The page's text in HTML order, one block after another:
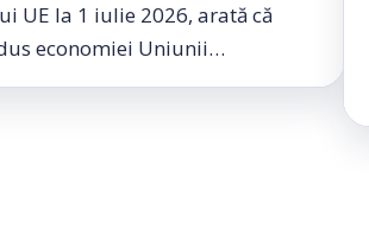
UE la 1 iulie 2026, arată că
economiei Uniunii…